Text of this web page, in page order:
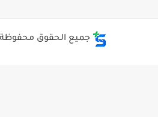
جميع الحقوق محفوظة ©